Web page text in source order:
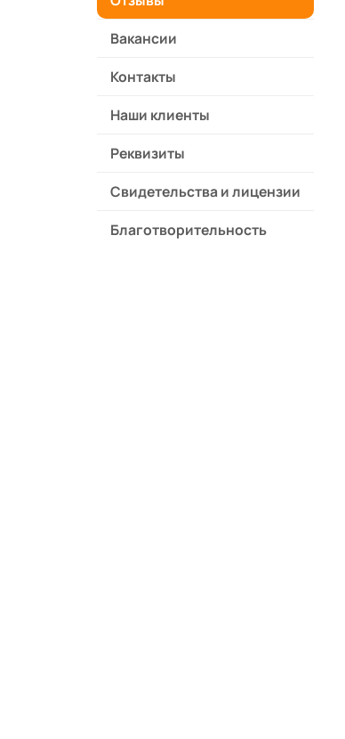
Вакансии
Контакты
Наши клиенты
Реквизиты
Свидетельства и лицензии
Благотворительность